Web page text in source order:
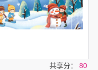
共享分： 80